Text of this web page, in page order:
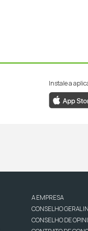
Instale a
A EMPRESA
CONSELHO GERAL
CONSELHO DE